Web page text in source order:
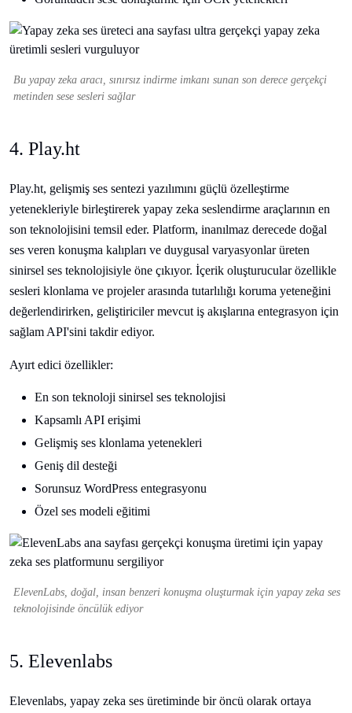
Bu yapay zeka aracı, sınırsız indirme imkanı sunan son derece gerçekçi
metinden sese sesleri sağlar
4. Play.ht
Play.ht, gelişmiş ses sentezi yazılımını güçlü özelleştirme
yetenekleriyle birleştirerek yapay zeka seslendirme araçlarının en
son teknolojisini temsil eder. Platform, inanılmaz derecede doğal
ses veren konuşma kalıpları ve duygusal varyasyonlar üreten
sinirsel ses teknolojisiyle öne çıkıyor. İçerik oluşturucular özellikle
sesleri klonlama ve projeler arasında tutarlılığı koruma yeteneğini
değerlendirirken, geliştiriciler mevcut iş akışlarına entegrasyon için
sağlam API'sini takdir ediyor.
Ayırt edici özellikler:
En son teknoloji sinirsel ses teknolojisi
Kapsamlı API erişimi
Gelişmiş ses klonlama yetenekleri
Geniş dil desteği
Sorunsuz WordPress entegrasyonu
Özel ses modeli eğitimi
ElevenLabs, doğal, insan benzeri konuşma oluşturmak için yapay zeka ses
teknolojisinde öncülük ediyor
5. Elevenlabs
Elevenlabs, yapay zeka ses üretiminde bir öncü olarak ortaya